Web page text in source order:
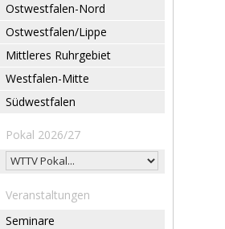
Ostwestfalen-Nord
Ostwestfalen/Lippe
Mittleres Ruhrgebiet
Westfalen-Mitte
Südwestfalen
Pokal 2026/27
Veranstaltungen
Seminare